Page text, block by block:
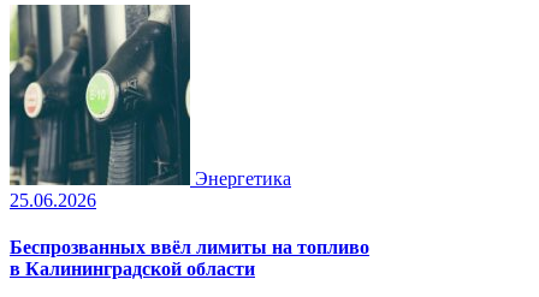
Энергетика
25.06.2026
Беспрозванных ввёл лимиты на топливо
в Калининградской области